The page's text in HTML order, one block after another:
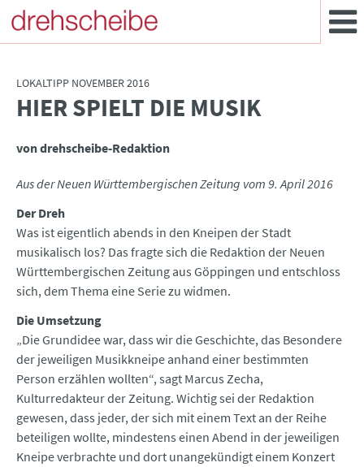
LOKALTIPP NOVEMBER 2016
:HIER SPIELT DIE MUSIK
von drehscheibe-Redaktion
Aus der Neuen Württembergischen Zeitung vom 9. April 2016
Der Dreh
Was ist eigentlich abends in den Kneipen der Stadt
musikalisch los? Das fragte sich die Redaktion der Neuen
Württembergischen Zeitung aus Göppingen und entschloss
sich, dem Thema eine Serie zu widmen.
Die Umsetzung
„Die Grundidee war, dass wir die Geschichte, das Besondere
der jeweiligen Musikkneipe anhand einer bestimmten
Person erzählen wollten“, sagt Marcus Zecha,
Kulturredakteur der Zeitung. Wichtig sei der Redaktion
gewesen, dass jeder, der sich mit einem Text an der Reihe
beteiligen wollte, mindestens einen Abend in der jeweiligen
Kneipe verbrachte und dort unangekündigt einem Konzert